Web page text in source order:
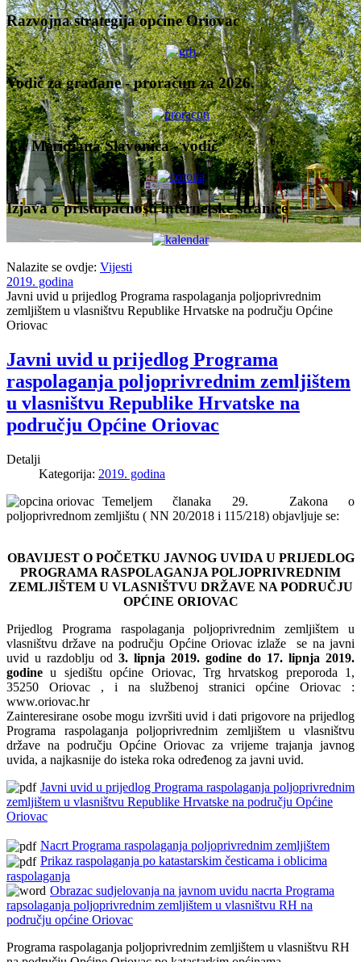
Razvojna strategija općine Oriovac
Vodič za građane - proračun za 2026.
TZ Meridiana Slavonica - vodič
Izjava o pristupačnosti internetske stranice
Nalazite se ovdje: Vijesti
2019. godina
Javni uvid u prijedlog Programa raspolaganja poljoprivrednim
zemljištem u vlasništvu Republike Hrvatske na području Općine
Oriovac
Javni uvid u prijedlog Programa
raspolaganja poljoprivrednim zemljištem
u vlasništvu Republike Hrvatske na
području Općine Oriovac
Detalji
Kategorija: 2019. godina
Temeljem članaka 29. Zakona o
poljoprivrednom zemljištu ( NN 20/2018 i 115/218) objavljuje se:
OBAVIJEST O POČETKU JAVNOG UVIDA U PRIJEDLOG
PROGRAMA RASPOLAGANJA POLJOPRIVREDNIM
ZEMLJIŠTEM U VLASNIŠTVU DRŽAVE NA PODRUČJU
OPĆINE ORIOVAC
Prijedlog Programa raspolaganja poljoprivrednim zemljištem u
vlasništvu države na području Općine Oriovac izlaže se na javni
uvid u razdoblju od 3. lipnja 2019. godine do 17. lipnja 2019.
godineu sjedištu općine Oriovac, Trg hrvatskog preporoda 1,
35250 Oriovac , i na službenoj stranici općine Oriovac :
www.oriovac.hr
Zainteresirane osobe mogu izvršiti uvid i dati prigovore na prijedlog
Programa raspolaganja poljoprivrednim zemljištem u vlasništvu
države na području Općine Oriovac za vrijeme trajanja javnog
uvida, a najkasnije do isteka roka određenog za javni uvid.
Javni uvid u prijedlog Programa raspolaganja poljoprivrednim
zemljištem u vlasništvu Republike Hrvatske na području Općine
Oriovac
Nacrt Programa raspolaganja poljoprivrednim zemljištem
Prikaz raspolaganja po katastarskim česticama i oblicima
raspolaganja
Obrazac sudjelovanja na javnom uvidu nacrta Programa
rapsolaganja poljoprivrednim zemljištem u vlasništvu RH na
području općine Oriovac
Programa raspolaganja poljoprivrednim zemljištem u vlasništvu RH